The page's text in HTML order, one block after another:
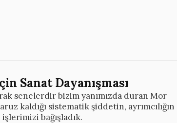
Sanat Dayanışması
senelerdir bizim yanımızda duran Mor
kaldığı sistematik şiddetin, ayrımcılığın
bağışladık.